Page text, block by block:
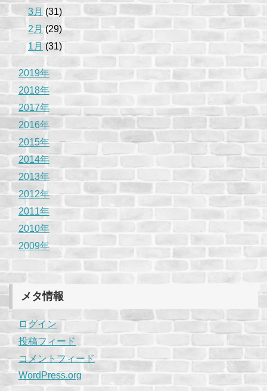
3月 (31)
2月(29)
1月 (31)
2019年
2018年
2017年
2016年
2015年
2014年
2013年
2012年
2011年
2010年
2009年
メタ情報
ログイン
投稿フィード
コメントフィード
WordPress.org